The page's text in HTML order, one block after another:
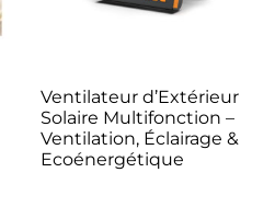
Ventilateur d’Extérieur
Solaire Multifonction –
Ventilation, Éclairage &
Ecoénergétique